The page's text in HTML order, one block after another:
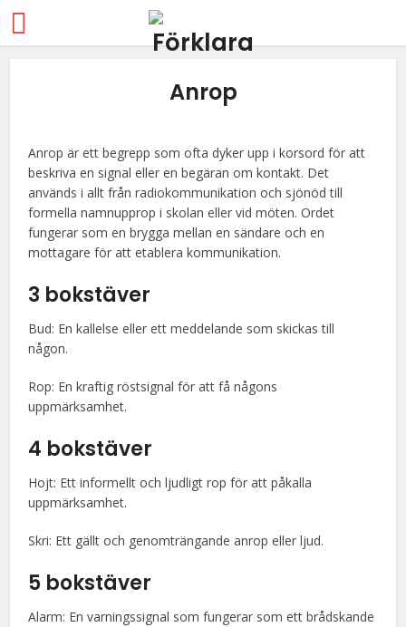
Anrop
Anrop är ett begrepp som ofta dyker upp i korsord för att
beskriva en signal eller en begäran om kontakt. Det
används i allt från radiokommunikation och sjönöd till
formella namnupprop i skolan eller vid möten. Ordet
fungerar som en brygga mellan en sändare och en
mottagare för att etablera kommunikation.
3 bokstäver
Bud: En kallelse eller ett meddelande som skickas till
någon.
Rop: En kraftig röstsignal för att få någons
uppmärksamhet.
4 bokstäver
Hojt: Ett informellt och ljudligt rop för att påkalla
uppmärksamhet.
Skri: Ett gällt och genomträngande anrop eller ljud.
5 bokstäver
Alarm: En varningssignal som fungerar som ett brådskande